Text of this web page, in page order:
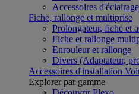
Accessoires d'éclairage
Fiche, rallonge et multiprise
Prolongateur, fiche et
Fiche et rallonge
Enrouleur et rallonge
Divers (Adaptateur,
Accessoires d'installation
Explorer par gamme